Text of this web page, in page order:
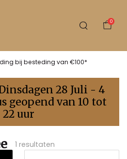
0
bij besteding van €100*
28 Juli - 4
geopend van 10 tot
22 uur
1 resultaten